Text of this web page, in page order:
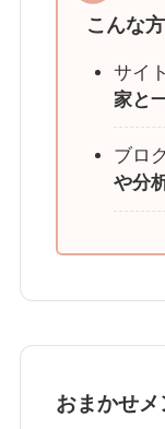
こんな
サイ
家と
ブロ
や分
おまかせ